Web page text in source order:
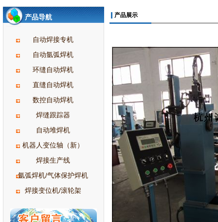
产品导航
自动焊接专机
自动氩弧焊机
环缝自动焊机
直缝自动焊机
数控自动焊机
焊缝跟踪器
自动堆焊机
机器人变位轴（新）
焊接生产线
氩弧焊机/气体保护焊机
焊接变位机/滚轮架
产品展示